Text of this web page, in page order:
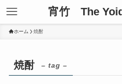
宵竹 The
ホーム 焼酎
焼酎 – tag –